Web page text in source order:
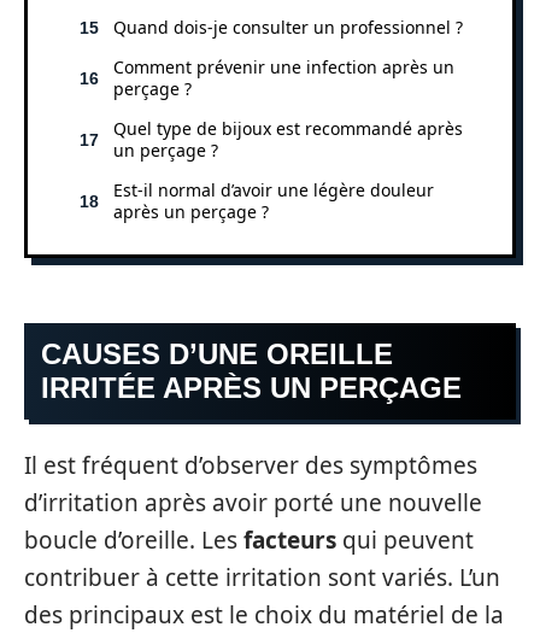
Quand dois-je consulter un professionnel ?
Comment prévenir une infection après un
perçage ?
Quel type de bijoux est recommandé après
un perçage ?
Est-il normal d’avoir une légère douleur
après un perçage ?
CAUSES D’UNE OREILLE
IRRITÉE APRÈS UN PERÇAGE
Il est fréquent d’observer des symptômes
d’irritation après avoir porté une nouvelle
boucle d’oreille. Lesfacteurs qui peuvent
contribuer à cette irritation sont variés. L’un
des principaux est le choix du matériel de la